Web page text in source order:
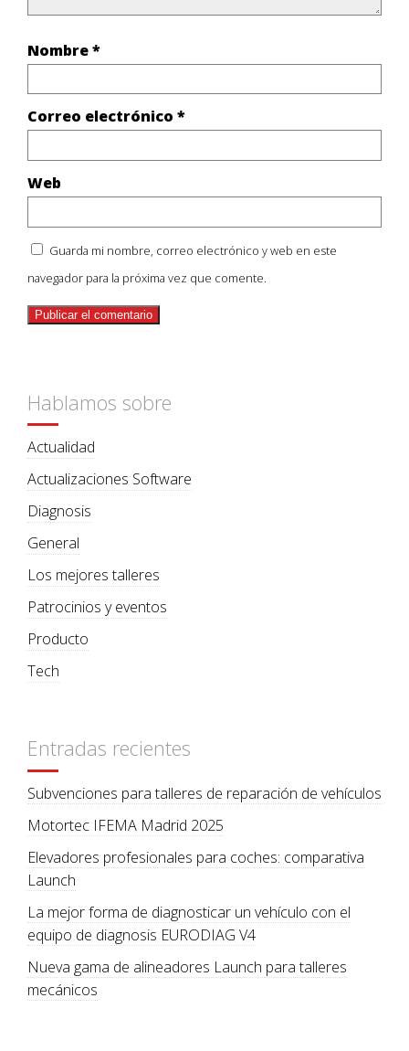
Nombre*
Correo electrónico *
Web
Guarda mi nombre, correo electrónico y web en este
navegador para la próxima vez que comente.
Hablamos sobre
Actualidad
Actualizaciones Software
Diagnosis
General
Los mejores talleres
Patrocinios y eventos
Producto
Tech
Entradas recientes
Subvenciones para talleres de reparación de vehículos
Motortec IFEMA Madrid 2025
Elevadores profesionales para coches: comparativa
Launch
La mejor forma de diagnosticar un vehículo con el
equipo de diagnosis EURODIAG V4
Nueva gama de alineadores Launch para talleres
mecánicos